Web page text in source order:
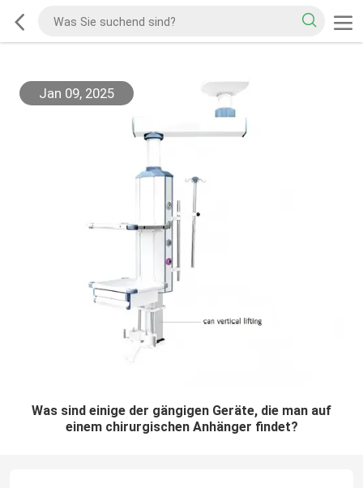
Jan 09, 2025
Was sind einige der gängigen Geräte, die man auf
einem chirurgischen Anhänger findet?